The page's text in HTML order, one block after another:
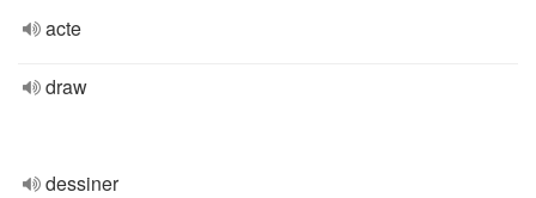
acte
draw
dessiner